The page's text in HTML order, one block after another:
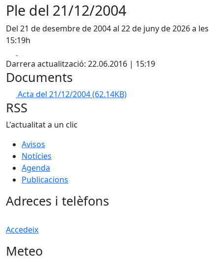
Ple del 21/12/2004
Del 21 de desembre de 2004 al 22 de juny de 2026 a les
15:19h
Darrera actualització: 22.06.2016 | 15:19
Documents
Acta del 21/12/2004(62.14KB)
RSS
L'actualitat a un clic
Avisos
Notícies
Agenda
Publicacions
Adreces i telèfons
Accedeix
Meteo